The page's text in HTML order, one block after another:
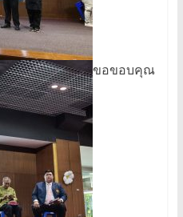
ขอขอบคุณ